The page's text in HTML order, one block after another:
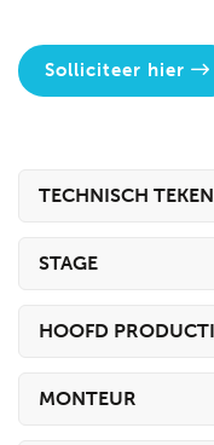
Solliciteer hier
TECHNISCH
STAGE
HOOFD
MONTEUR